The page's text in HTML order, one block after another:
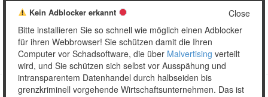
meinen nächsten Kommentar speichern.
Close
Kein Adblocker erkannt
Bitte installieren Sie so schnell wie möglich einen Adblocker
für ihren Webbrowser! Sie schützen damit die Ihren
Computer vor Schadsoftware, die über Malvertising verteilt
wird, und Sie schützen sich selbst vor Ausspähung und
intransparentem Datenhandel durch halbseiden bis
grenzkriminell vorgehende Wirtschaftsunternehmen. Das ist